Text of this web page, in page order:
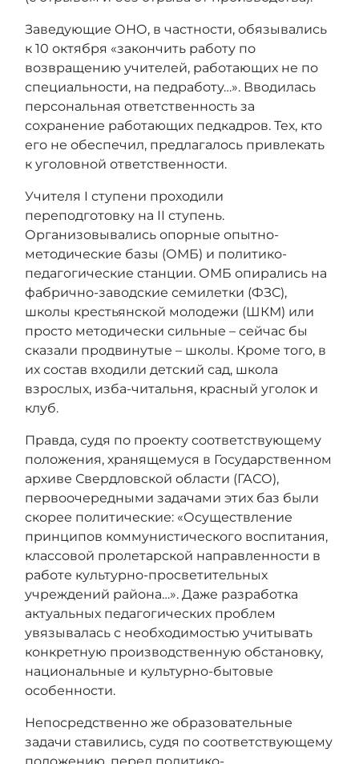
Заведующие ОНО, в частности, обязывались
к 10 октября «закончить работу по
возвращению учителей, работающих не по
специальности, на педработу…». Вводилась
персональная ответственность за
сохранение работающих педкадров. Тех, кто
его не обеспечил, предлагалось привлекать
к уголовной ответственности.
Учителя I ступени проходили
переподготовку на II ступень.
Организовывались опорные опытно-
методические базы (ОМБ) и политико-
педагогические станции. ОМБ опирались на
фабрично-заводские семилетки (ФЗС),
школы крестьянской молодежи (ШКМ) или
просто методически сильные – сейчас бы
сказали продвинутые – школы. Кроме того, в
их состав входили детский сад, школа
взрослых, изба-читальня, красный уголок и
клуб.
Правда, судя по проекту соответствующему
положения, хранящемуся в Государственном
архиве Свердловской области (ГАСО),
первоочередными задачами этих баз были
скорее политические: «Осуществление
принципов коммунистического воспитания,
классовой пролетарской направленности в
работе культурно-просветительных
учреждений района…». Даже разработка
актуальных педагогических проблем
увязывалась с необходимостью учитывать
конкретную производственную обстановку,
национальные и культурно-бытовые
особенности.
Непосредственно же образовательные
задачи ставились, судя по соответствующему